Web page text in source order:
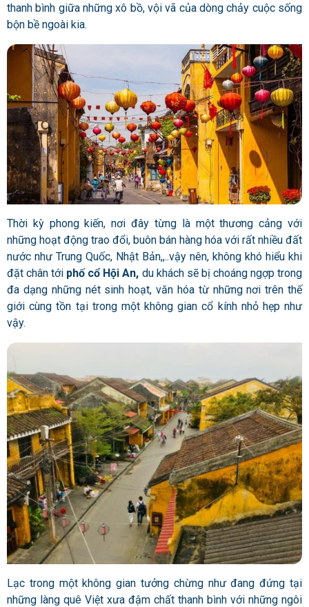
thanh bình giữa những xô bồ, vội vã của dòng chảy cuộc sống
bộn bề ngoài kia.
Thời kỳ phong kiến, nơi đây từng là một thương cảng với
những hoạt động trao đổi, buôn bán hàng hóa với rất nhiều đất
nước như Trung Quốc, Nhật Bản,,..vậy nên, không khó hiểu khi
đặt chân tới phố cổ Hội An, du khách sẽ bị choáng ngợp trong
đa dạng những nét sinh hoạt, văn hóa từ những nơi trên thế
giới cùng tồn tại trong một không gian cổ kính nhỏ hẹp như
vậy.
Lạc trong một không gian tưởng chừng như đang đứng tại
những làng quê Việt xưa đậm chất thanh bình với những ngôi